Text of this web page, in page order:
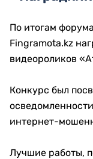
По итогам
Fingramota.kz
видеороликов
Конкурс был
интернет-
Лучшие работы,